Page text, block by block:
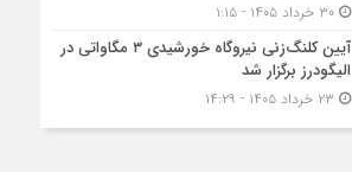
۳۰ خرداد ۱۴۰۵ - ۱:۱۵
آیین کلنگ‌زنی نیروگاه خورشیدی ۳ مگاواتی در
الیگودرز برگزار شد